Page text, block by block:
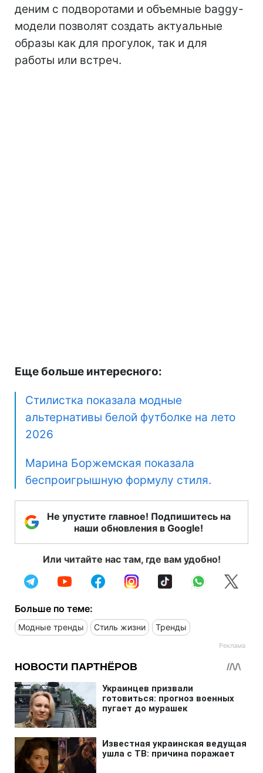
деним с подворотами и объемные baggy-
модели позволят создать актуальные
образы как для прогулок, так и для
работы или встреч.
Еще больше интересного:
Стилистка показала модные
альтернативы белой футболке на лето
2026
Марина Боржемская показала
беспроигрышную формулу стиля.
Не упустите главное! Подпишитесь на
наши обновления в Google!
Или читайте нас там, где вам удобно!
Больше по теме:
Модные тренды Стиль жизни Тренды